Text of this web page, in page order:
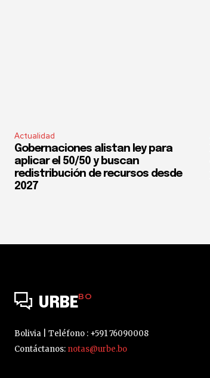
Actualidad
Gobernaciones alistan ley para
aplicar el 50/50 y buscan
redistribución de recursos desde
2027
URBEBO
Bolivia | Teléfono : +591 76090008
Contáctanos: notas@urbe.bo